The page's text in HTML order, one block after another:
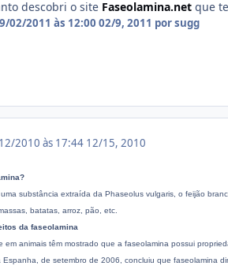
descobri o site Faseolamina.net que
9/02/2011 às 12:00 02/9, 2011 por sugg
2010 às 17:44 12/15, 2010
substância extraída da Phaseolus vulgaris, o feijão
batatas, arroz, pão, etc.
da faseolamina
em animais têm mostrado que a faseolamina possui
Espanha, de setembro de 2006, concluiu que faseolamina